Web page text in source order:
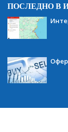
ПОСЛЕДНО В